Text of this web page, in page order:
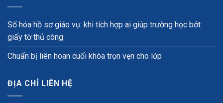
Số hóa hồ sơ giáo vụ: khi tích hợp ai giúp trường học bớt
giấy tờ thủ công
Chuẩn bị liên hoan cuối khóa trọn vẹn cho lớp
ĐỊA CHỈ LIÊN HỆ